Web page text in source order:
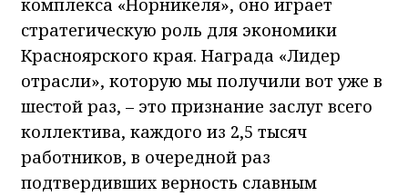
комплекса «Норникеля», оно играет
стратегическую роль для экономики
Красноярского края. Награда «Лидер
отрасли», которую мы получили вот уже в
шестой раз, – это признание заслуг всего
коллектива, каждого из 2,5 тысяч
работников, в очередной раз
подтвердивших верность славным